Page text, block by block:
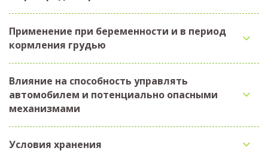
Применение при беременности и в период
кормления грудью
Влияние на способность управлять
автомобилем и потенциально опасными
механизмами
Условия хранения